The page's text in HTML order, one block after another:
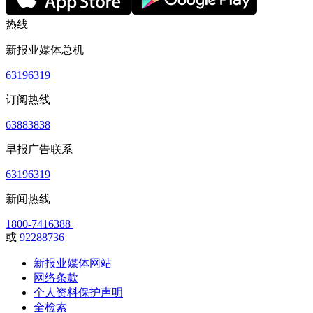
热线
新报业媒体总机
63196319
订阅热线
63883838
早报广告联系
63196319
新闻热线
1800-7416388
或 92288736
新报业媒体网站
网络条款
个人资料保护声明
全检索